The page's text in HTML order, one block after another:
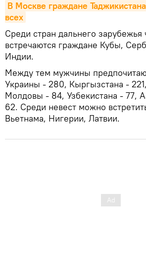
В Москве граждане
всех
Среди стран дальнего зарубежья
встречаются граждане Кубы,
Индии.
Между тем мужчины
Украины - 280, Кыргызстана -
Молдовы - 84, Узбекистана - 77,
62. Среди невест можно
Вьетнама, Нигерии, Латвии.